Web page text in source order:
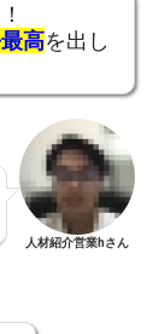
高を出し
人材紹介営業hさん